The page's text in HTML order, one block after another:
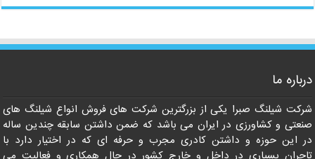
درباره ما
شرکت شیلنگ صبرا یکی از بزرگترین شرکت های فروش انواع شیلنگ های
صنعتی و کشاورزی در ایران می باشد که ضمن داشتن سابقه چندین ساله
در این حوزه و داشتن کادری مجرب و حرفه ای که در اختیار دارد با
تاجران بسیاری در داخل و خارج کشور در حال همکاری و فعالیت می